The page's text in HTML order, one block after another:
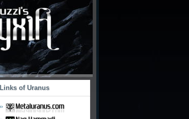
AvalonyxiA
– HR/HM Review Site –
Links of Uranus